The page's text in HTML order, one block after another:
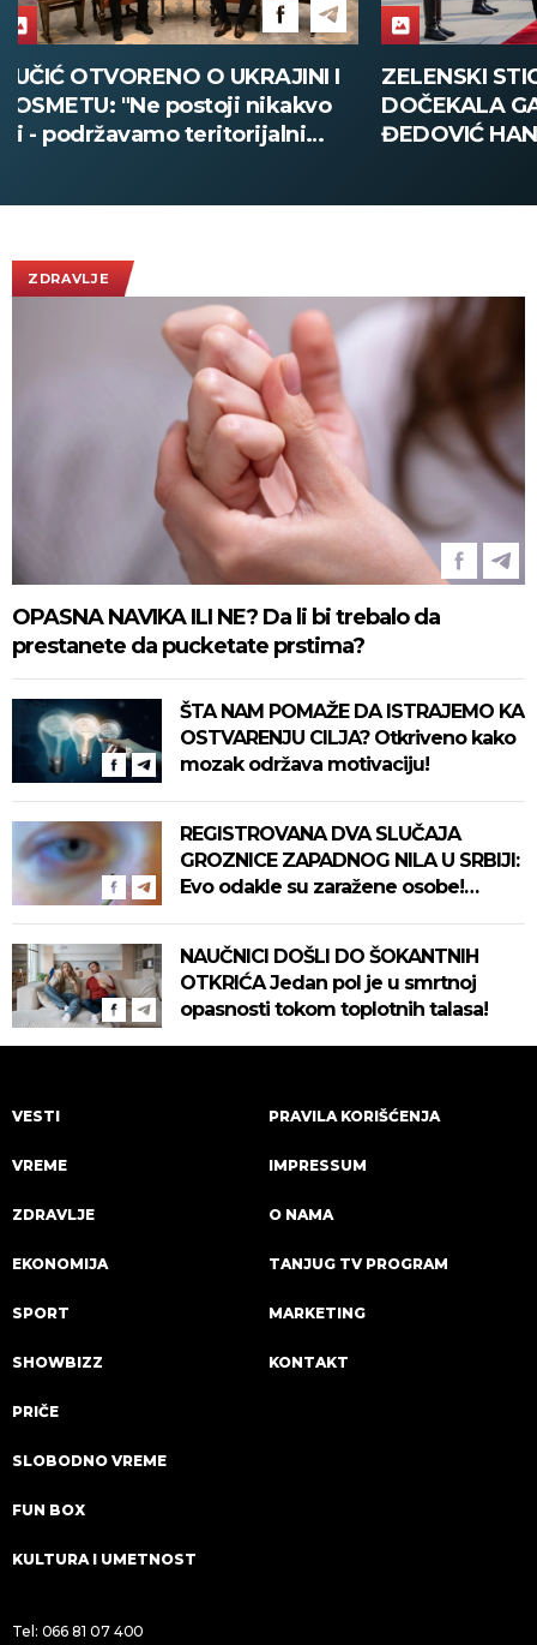
ZELENSKI STIGAO U BEOGRAD,
DOČEKALA GA MINISTARKA
ĐEDOVIĆ HANDANOVIĆ:
VELIKA
pola tone
ZDRAVLJE
OPASNA NAVIKA ILI NE? Da li bi trebalo da
prestanete da pucketate prstima?
ŠTA NAM POMAŽE DA ISTRAJEMO KA
OSTVARENJU CILJA? Otkriveno kako
mozak održava motivaciju!
REGISTROVANA DVA SLUČAJA
GROZNICE ZAPADNOG NILA U SRBIJI:
Evo odakle su zaražene osobe!
NAUČNICI DOŠLI DO ŠOKANTNIH
OTKRIĆA Jedan pol je u smrtnoj
opasnosti tokom toplotnih talasa!
VESTI
VREME
ZDRAVLJE
EKONOMIJA
SPORT
SHOWBIZZ
PRIČE
SLOBODNO VREME
FUN BOX
KULTURA I UMETNOST
PRAVILA KORIŠĆENJA
IMPRESSUM
O NAMA
TANJUG TV PROGRAM
MARKETING
KONTAKT
Tel: 066 81 07 400